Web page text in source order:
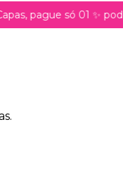
só 01 ✨ pode ser